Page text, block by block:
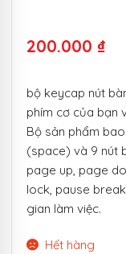
200.000 ₫
bộ keycap nút
phím cơ của bạn
Bộ sản phẩm
(space) và 9 nút
page up, page
lock, pause
gian làm việc.
Hết hàng